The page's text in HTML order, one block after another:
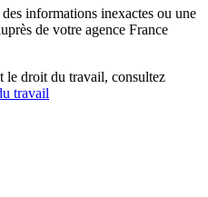
informations inexactes ou une
de votre agence France
le droit du travail, consultez
travail